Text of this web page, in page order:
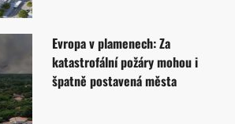
Evropa v plamenech: Za
katastrofální požáry mohou i
špatně postavená města